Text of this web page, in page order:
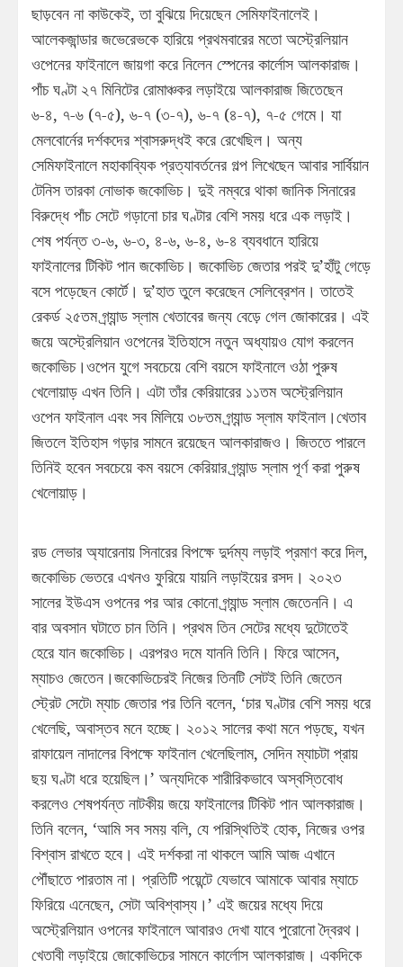
ছাড়বেন না কাউকেই, তা বুঝিয়ে দিয়েছেন সেমিফাইনালেই।
আলেকজান্ডার জভেরেভকে হারিয়ে প্রথমবারের মতো অস্ট্রেলিয়ান
ওপেনের ফাইনালে জায়গা করে নিলেন স্পেনের কার্লোস আলকারাজ।
পাঁচ ঘণ্টা ২৭ মিনিটের রোমাঞ্চকর লড়াইয়ে আলকারাজ জিতেছেন
৬-৪, ৭-৬ (৭-৫), ৬-৭ (৩-৭), ৬-৭ (৪-৭), ৭-৫ গেমে। যা
মেলবোর্নের দর্শকদের শ্বাসরুদ্ধই করে রেখেছিল। অন্য
সেমিফাইনালে মহাকাব্যিক প্রত্যাবর্তনের গল্প লিখেছেন আবার সার্বিয়ান
টেনিস তারকা নোভাক জকোভিচ। দুই নম্বরে থাকা জানিক সিনারের
বিরুদ্ধে পাঁচ সেটে গড়ানো চার ঘণ্টার বেশি সময় ধরে এক লড়াই।
শেষ পর্যন্ত ৩-৬, ৬-৩, ৪-৬, ৬-৪, ৬-৪ ব্যবধানে হারিয়ে
ফাইনালের টিকিট পান জকোভিচ। জকোভিচ জেতার পরই দু’হাঁটু গেড়ে
বসে পড়েছেন কোর্টে। দু’হাত তুলে করেছেন সেলিব্রেশন। তাতেই
রেকর্ড ২৫তম গ্র্যান্ড স্লাম খেতাবের জন্য বেড়ে গেল জোকারের। এই
জয়ে অস্ট্রেলিয়ান ওপেনের ইতিহাসে নতুন অধ্যায়ও যোগ করলেন
জকোভিচ।ওপেন যুগে সবচেয়ে বেশি বয়সে ফাইনালে ওঠা পুরুষ
খেলোয়াড় এখন তিনি। এটা তাঁর কেরিয়ারের ১১তম অস্ট্রেলিয়ান
ওপেন ফাইনাল এবং সব মিলিয়ে ৩৮তম গ্র্যান্ড স্লাম ফাইনাল।খেতাব
জিতলে ইতিহাস গড়ার সামনে রয়েছেন আলকারাজও। জিততে পারলে
তিনিই হবেন সবচেয়ে কম বয়সে কেরিয়ার গ্র্যান্ড স্লাম পূর্ণ করা পুরুষ
খেলোয়াড়।
রড লেভার অ্যারেনায় সিনারের বিপক্ষে দুর্দম্য লড়াই প্রমাণ করে দিল,
জকোভিচ ভেতরে এখনও ফুরিয়ে যায়নি লড়াইয়ের রসদ। ২০২৩
সালের ইউএস ওপনের পর আর কোনো গ্র্যান্ড স্লাম জেতেননি। এ
বার অবসান ঘটাতে চান তিনি। প্রথম তিন সেটের মধ্যে দুটোতেই
হেরে যান জকোভিচ। এরপরও দমে যাননি তিনি। ফিরে আসেন,
ম্যাচও জেতেন।জকোভিচেরই নিজের তিনটি সেটই তিনি জেতেন
স্ট্রেট সেটে৷ ম্যাচ জেতার পর তিনি বলেন, ‘চার ঘণ্টার বেশি সময় ধরে
খেলেছি, অবাস্তব মনে হচ্ছে। ২০১২ সালের কথা মনে পড়ছে, যখন
রাফায়েল নাদালের বিপক্ষে ফাইনাল খেলেছিলাম, সেদিন ম্যাচটা প্রায়
ছয় ঘণ্টা ধরে হয়েছিল।’ অন্যদিকে শারীরিকভাবে অস্বস্তিবোধ
করলেও শেষপর্যন্ত নাটকীয় জয়ে ফাইনালের টিকিট পান আলকারাজ।
তিনি বলেন, ‘আমি সব সময় বলি, যে পরিস্থিতিই হোক, নিজের ওপর
বিশ্বাস রাখতে হবে। এই দর্শকরা না থাকলে আমি আজ এখানে
পৌঁছাতে পারতাম না। প্রতিটি পয়েন্টে যেভাবে আমাকে আবার ম্যাচে
ফিরিয়ে এনেছেন, সেটা অবিশ্বাস্য।’ এই জয়ের মধ্যে দিয়ে
অস্ট্রেলিয়ান ওপনের ফাইনালে আবারও দেখা যাবে পুরোনো দ্বৈরথ।
খেতাবী লড়াইয়ে জোকোভিচের সামনে কার্লোস আলকারাজ। একদিকে